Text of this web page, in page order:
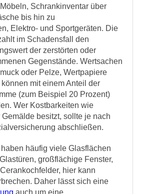
Schrankinventar über
bis hin zu
Elektro- und Sportgeräten. Die
im Schadensfall den
der zerstörten oder
Gegenstände. Wertsachen
oder Pelze, Wertpapiere
mit einem Anteil der
(zum Beispiel 20 Prozent)
Wer Kostbarkeiten wie
besitzt, sollte je nach
abschließen.
häufig viele Glasflächen
großflächige Fenster,
hier kann
Daher lässt sich eine
auch um eine